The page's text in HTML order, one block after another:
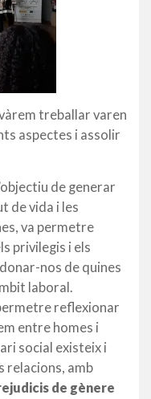
treballar varen
aspectes i assolir
de generar
de vida i les
va permetre
privilegis i els
nos de quines
laboral.
reflexionar
entre homes i
social existeix i
relacions, amb
de gènere